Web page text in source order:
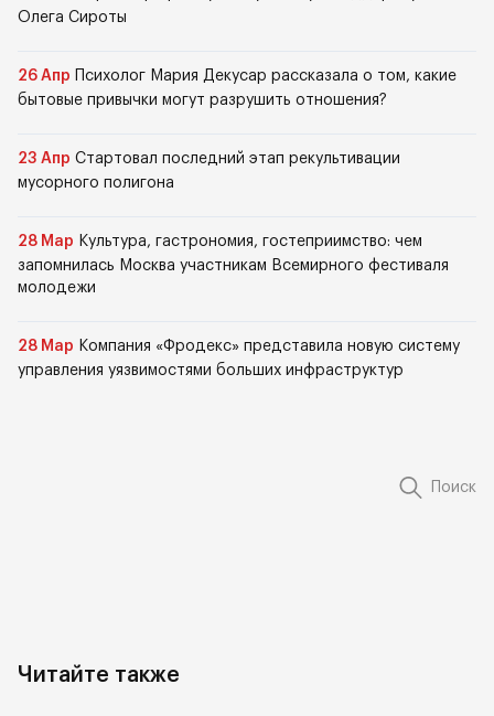
Олега Сироты
26 Апр
Психолог Мария Декусар рассказала о том, какие
бытовые привычки могут разрушить отношения?
23 Апр Стартовал последний этап рекультивации
мусорного полигона
28 Мар Культура, гастрономия, гостеприимство: чем
запомнилась Москва участникам Всемирного фестиваля
молодежи
28 Мар Компания «Фродекс» представила новую систему
управления уязвимостями больших инфраструктур
Поиск
Читайте также